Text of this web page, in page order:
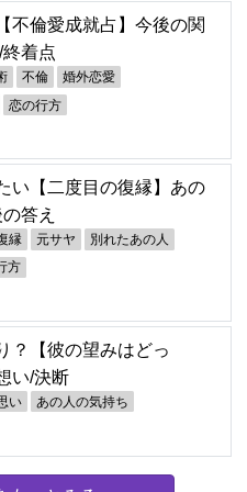
不倫愛成就占】今後の関
着点
不倫 婚外恋愛
恋の行方
い【二度目の復縁】あの
答え
縁 元サヤ 別れたあの人
方
【彼の望みはどっ
い/決断
い あの人の気持ち